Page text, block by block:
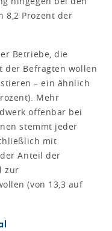
8,2 Prozent der
Betriebe, die
der Befragten wollen
– ein ähnlich
Mehr
offenbar bei
stemmt jeder
mit
Anteil der
zur
(von 13,3 auf